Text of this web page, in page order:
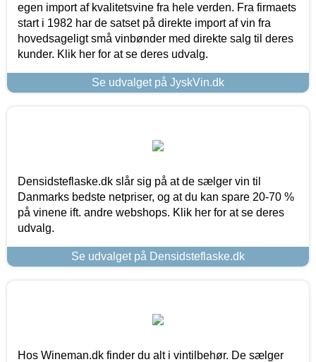
egen import af kvalitetsvine fra hele verden. Fra firmaets
start i 1982 har de satset på direkte import af vin fra
hovedsageligt små vinbønder med direkte salg til deres
kunder. Klik her for at se deres udvalg.
Se udvalget på JyskVin.dk
Densidsteflaske.dk slår sig på at de sælger vin til
Danmarks bedste netpriser, og at du kan spare 20-70 %
på vinene ift. andre webshops. Klik her for at se deres
udvalg.
Se udvalget på Densidsteflaske.dk
Hos Wineman.dk finder du alt i vintilbehør. De sælger